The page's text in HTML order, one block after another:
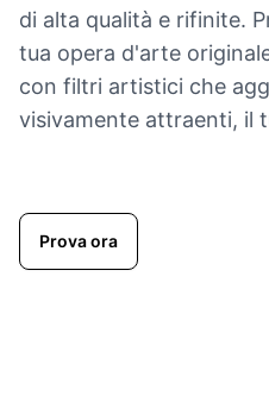
di alta qualità e rifinite.
tua opera d'arte
con filtri artistici che
visivamente attraenti, il
Prova ora